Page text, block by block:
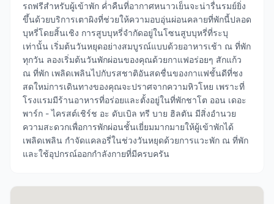
รถฟรีสำหรับผู้เข้าพัก ค่ำคืนที่อากาศหนาวเย็นจะน่ารื่นรมย์ยิ่ง
ขึ้นด้วยบริการเตาผิงที่ช่วยให้ความอบอุ่นผ่อนคลายที่พักนี้ปลอด
บุหรี่โดยสิ้นเชิง การสูบบุหรี่จำกัดอยู่ในโซนสูบบุหรี่ที่ระบุ
เท่านั้น เริ่มต้นวันหยุดอย่างสมบูรณ์แบบด้วยอาหารเช้า ณ ที่พัก
ทุกวัน ลองเริ่มต้นวันพักผ่อนของคุณด้วยกาแฟอร่อยๆ สักแก้ว
ณ ที่พัก เพลิดเพลินไปกับรสชาติอันสดชื่นของกาแฟชั้นดีที่ชง
สดใหม่การเดินทางของคุณจะปราศจากความหิวโหย เพราะที่
โรงแรมมีร้านอาหารที่อร่อยและตั้งอยู่ในที่พักชาโต ออน เดอะ
พาร์ก - ไครสต์เชิร์ช อะ ดับเบิล ทรี บาย ฮิลตัน มีสิ่งอำนวย
ความสะดวกเพื่อการพักผ่อนชั้นเยี่ยมมากมายให้ผู้เข้าพักได้
เพลิดเพลิน กำจัดแคลอรี่ในช่วงวันหยุดด้วยการแวะพัก ณ ที่พัก
และใช้อุปกรณ์ออกกำลังกายที่มีครบครัน